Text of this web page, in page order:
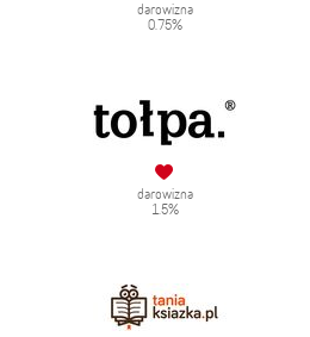
darowizna
0.75%
darowizna
1.5%